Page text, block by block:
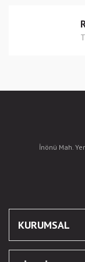
İnönü Mah.
KURUMSAL